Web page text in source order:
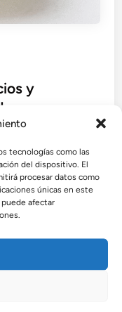
tecnologías como las
del dispositivo. El
procesar datos como
únicas en este
afectar
y
la salud y la
y antioxidantes,
y